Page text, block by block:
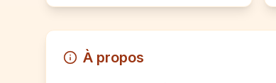
À propos